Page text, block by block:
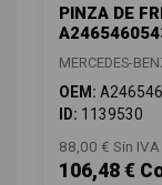
PINZA DE
MERCEDES-
OEM:
ID: 1139530
88,00 € Sin IVA
106,48 €